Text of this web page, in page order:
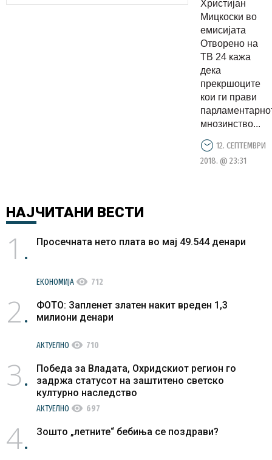
ќе бидат
и ќе се
побара
Христијан
Мицкоски во
емисијата
Отворено на
ТВ 24 кажа
дека
прекршоците
кои ги прави
мнозинство...
12. СЕПТЕМВРИ
2018. @ 23:31
НАЈЧИТАНИ ВЕСТИ
1 Просечната нето плата во мај 49.544 денари
ЕКОНОМИЈА visibility 712
2
ФОТО: Запленет златен накит вреден 1,3
милиони денари
АКТУЕЛНО visibility 710
3
Победа за Владата, Охридскиот регион го
задржа статусот на заштитено светско
културно наследство
АКТУЕЛНО visibility 697
4 Зошто „летните“ бебиња се поздрави?